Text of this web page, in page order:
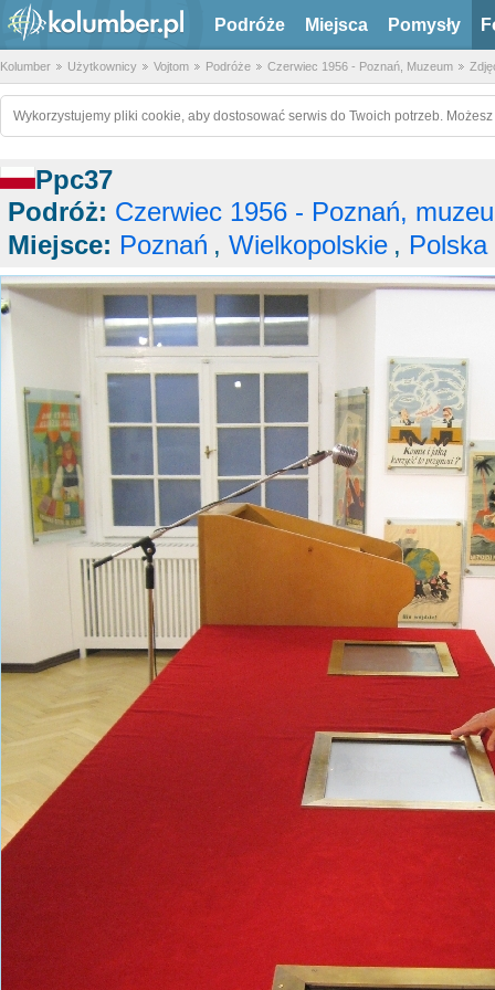
Podróże Miejsca Pomysły
Kolumber Użytkownicy Vojtom Podróże Czerwiec 1956 - Poznań, Muzeum
Wykorzystujemy pliki cookie, aby dostosować serwis do Twoich potrzeb.
Ppc37
Podróż: Czerwiec 1956 - Poznań,
Miejsce: Poznań , Wielkopolskie , Polska